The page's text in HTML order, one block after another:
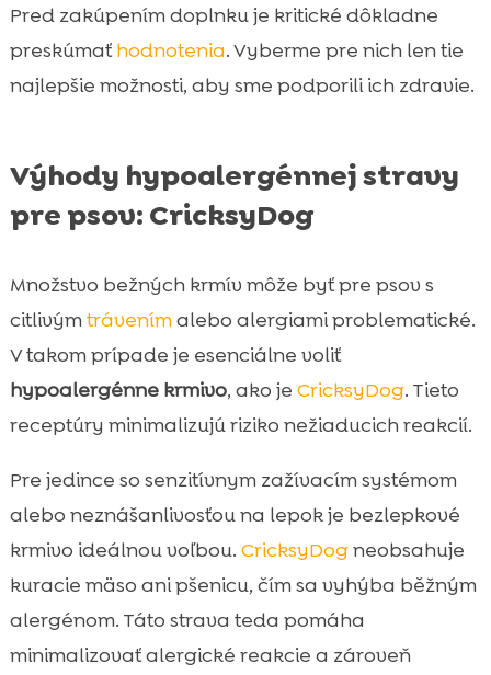
Pred zakúpením doplnku je kritické dôkladne
preskúmaťhodnotenia. Vyberme pre nich len tie
najlepšie možnosti, aby sme podporili ich zdravie.
Výhody hypoalergénnej stravy
pre psov: CricksyDog
Množstvo bežných krmív môže byť pre psov s
citlivýmtrávenímalebo alergiami problematické.
V takom prípade je esenciálne voliť
hypoalergénne krmivo, ako je CricksyDog. Tieto
receptúry minimalizujú riziko nežiaducich reakcií.
Pre jedince so senzitívnym zažívacím systémom
alebo neznášanlivosťou na lepok je bezlepkové
krmivo ideálnou voľbou. CricksyDogneobsahuje
kuracie mäso ani pšenicu, čím sa vyhýba běžným
alergénom. Táto strava teda pomáha
minimalizovať alergické reakcie a zároveň